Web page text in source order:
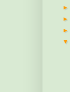
►
►
►
▼